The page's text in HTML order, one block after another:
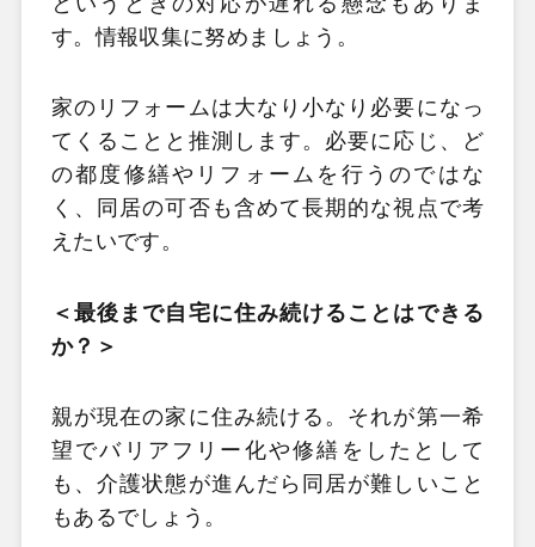
す。情報収集に努めましょう。
家のリフォームは大なり小なり必要になっ
てくることと推測します。必要に応じ、ど
の都度修繕やリフォームを行うのではな
く、同居の可否も含めて長期的な視点で考
えたいです。
＜最後まで自宅に住み続けることはできる
か？＞
親が現在の家に住み続ける。それが第一希
望でバリアフリー化や修繕をしたとして
も、介護状態が進んだら同居が難しいこと
もあるでしょう。